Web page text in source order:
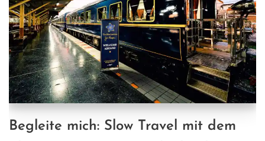
Begleite mich: Slow Travel mit dem